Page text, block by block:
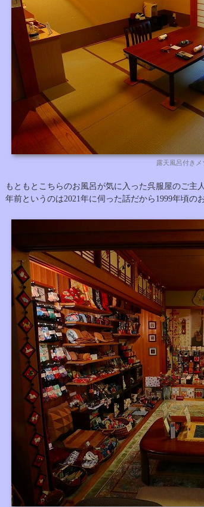
露天風呂付き
もともとこちらのお風呂が気に入った呉服屋のご主
年前というのは2021年に伺った話だから1999年頃の